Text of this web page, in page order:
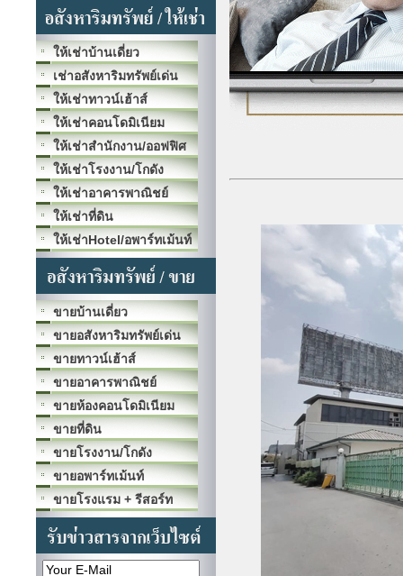
ให้เช่าบ้านเดี่ยว
เช่าอสังหาริมทรัพย์เด่น
ให้เช่าทาวน์เฮ้าส์
ให้เช่าคอนโดมิเนียม
ให้เช่าสำนักงาน/ออฟฟิศ
ให้เช่าโรงงาน/โกดัง
ให้เช่าอาคารพาณิชย์
ให้เช่าที่ดิน
ให้เช่าHotel/อพาร์ทเม้นท์
ขายบ้านเดี่ยว
ขายอสังหาริมทรัพย์เด่น
ขายทาวน์เฮ้าส์
ขายอาคารพาณิชย์
ขายห้องคอนโดมิเนียม
ขายที่ดิน
ขายโรงงาน/โกดัง
ขายอพาร์ทเม้นท์
ขายโรงแรม + รีสอร์ท